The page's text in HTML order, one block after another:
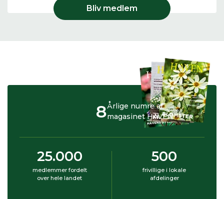
Bliv medlem
Årlige numre af
magasinet HAVEN
8
25.000
medlemmer fordelt
over hele landet
500
frivillige i lokale
afdelinger